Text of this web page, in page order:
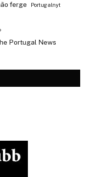
ferge Portugalnyt
Portugal News